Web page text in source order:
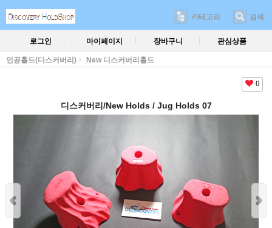
카테고리 검색
로그인 마이페이지 장바구니 관심상품
인공홀드(디스커버리) New 디스커버리홀드
0
디스커버리/New Holds / Jug Holds 07